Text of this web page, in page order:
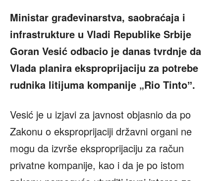
Ministar građevinarstva, saobraćaja i
infrastrukture u Vladi Republike Srbije
Goran Vesić odbacio je danas tvrdnje da
Vlada planira eksproprijaciju za potrebe
rudnika litijuma kompanije „Rio Tintoˮ.
Vesić je u izjavi za javnost objasnio da po
Zakonu o eksproprijaciji državni organi ne
mogu da izvrše eksproprijaciju za račun
privatne kompanije, kao i da je po istom